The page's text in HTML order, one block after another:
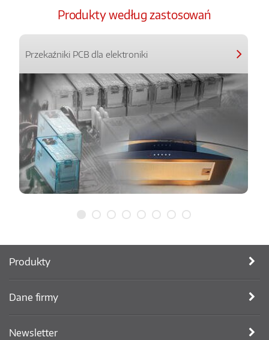
Produkty według zastosowań
Przekaźniki PCB dla elektroniki
Produkty
Dane firmy
Newsletter